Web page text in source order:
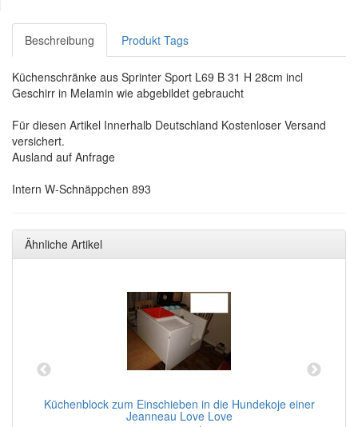
Beschreibung Produkt Tags
Küchenschränke aus Sprinter Sport L69 B 31 H 28cm incl
Geschirr in Melamin wie abgebildet gebraucht
Für diesen Artikel Innerhalb Deutschland Kostenloser Versand
versichert.
Ausland auf Anfrage
Intern W-Schnäppchen 893
Ähnliche Artikel
Küchenblock zum Einschieben in die Hundekoje einer
Jeanneau Love Love